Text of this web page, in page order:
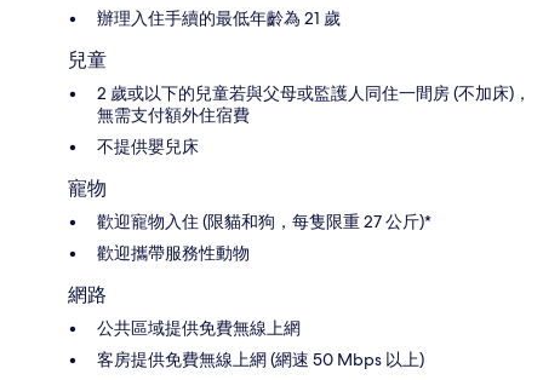
辦理入住手續的最低年齡為 21 歲
兒童
2 歲或以下的兒童若與父母或監護人同住一間房 (不加床)，
無需支付額外住宿費
不提供嬰兒床
寵物
歡迎寵物入住 (限貓和狗，每隻限重 27 公斤)*
歡迎攜帶服務性動物
網路
公共區域提供免費無線上網
客房提供免費無線上網 (網速 50 Mbps 以上)